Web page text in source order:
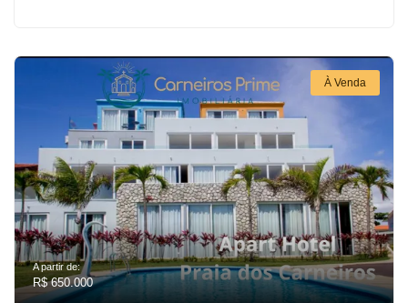
À Venda
A partir de:
R$ 650.000